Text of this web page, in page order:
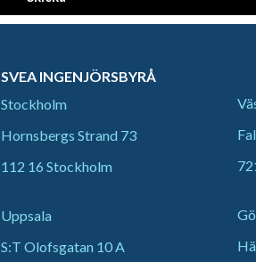
SVEA INGENJÖRSBYRÅ
Stockholm
Hornsbergs Strand 73
112 16 Stockholm
Uppsala
S:T Olofsgatan 10 A